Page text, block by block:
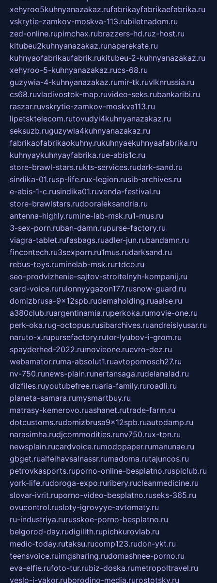
xehyroo5kuhnyanazakaz.rufabrikayfabrikaefabrika.ru
vskrytie-zamkov-moskva-113.rubiletnadom.ru
zed-online.rupimchax.rubrazzers-hd.ruz-host.ru
kitubeu2kuhnyanazakaz.runaperekate.ru
kuhnyaofabrikaufabrik.rukitubeu-2-kuhnyanazakaz.ru
xehyroo-5-kuhnyanazakaz.rucs-68.ru
guzywia-4-kuhnyanazakaz.rumir-tk.ruvlknrussia.ru
cs68.ruvladivostok-map.ruvideo-seks.rubankaribi.ru
raszar.ruvskrytie-zamkov-moskva113.ru
lipetsktelecom.rutovudyi4kuhnyanazakaz.ru
seksuzb.ruguzywia4kuhnyanazakaz.ru
fabrikaofabrikaokuhny.rukuhnyaekuhnyaafabrika.ru
kuhnyaykuhnyayfabrika.rue-abis1c.ru
store-brawl-stars.rukts-services.rudark-sand.ru
sindika-01.rusp-life.rux-legion.rusib-archives.ru
e-abis-1-c.rusindika01.ruvenda-festival.ru
store-brawlstars.rudooraleksandria.ru
antenna-highly.rumine-lab-msk.ru1-mus.ru
3-sex-porn.ruban-damn.rupurse-factory.ru
viagra-tablet.rufasbags.ruadler-jun.rubandamn.ru
fincontech.ru3sexporn.ru1mus.rudarksand.ru
rebus-toys.ruminelab-msk.rurtdco.ru
seo-prodvizhenie-sajtov-stroitelnyh-kompanij.ru
card-voice.rurulonnyygazon177.rusnow-guard.ru
domizbrusa-9x12spb.rudemaholding.ruaalse.ru
a380club.ruargentinamia.ruperkoka.rumovie-one.ru
perk-oka.rug-octopus.rusibarchives.ruandreislyusar.ru
naruto-x.rupursefactory.rutor-lyubov-i-grom.ru
spayderhed-2022.rumovieone.ruevro-dez.ru
webamator.ruma-absolut1.ruavtopomosch27.ru
nv-750.runews-plain.runertansaga.rudelanalad.ru
dizfiles.ruyoutubefree.ruaria-family.ruroadli.ru
planeta-samara.rumysmartbuy.ru
matrasy-kemerovo.ruashanet.rutrade-farm.ru
dotcustoms.rudomizbrusa9x12spb.ruautodamp.ru
narasimha.rudjcommodities.runv750.rux-ton.ru
newsplain.rucardvoice.rumodopaper.rumanunae.ru
gbget.rualfeihavsalnassr.rumadoma.rutajuncos.ru
petrovkasports.ruporno-online-besplatno.rusplclub.ru
york-life.rudoroga-expo.ruribery.rucleanmedicine.ru
slovar-ivrit.ruporno-video-besplatno.ruseks-365.ru
ovucontrol.rusloty-igrovyye-avtomaty.ru
ru-industriya.rurusskoe-porno-besplatno.ru
belgorod-day.rudigilith.rupichkurovlab.ru
medic-today.rutaksu.rucomp123.rudon-ykt.ru
teensvoice.ruimgsharing.rudomashnee-porno.ru
eva-elfie.rufoto-tur.rubiz-doska.rumetropoltravel.ru
veslo-i-yakor.ruborodino-media.rurostotsky.ru